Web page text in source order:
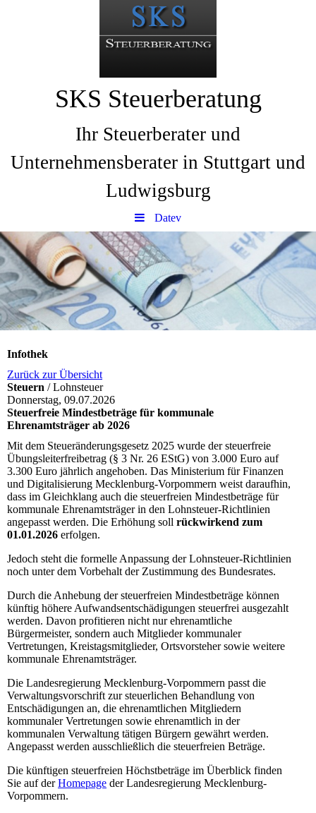
SKS Steuerberatung
Ihr Steuerberater und
Unternehmensberater in Stuttgart und
Ludwigsburg
Datev
Infothek
Zurück zur Übersicht
Steuern / Lohnsteuer
Donnerstag, 09.07.2026
Steuerfreie Mindestbeträge für kommunale
Ehrenamtsträger ab 2026
Mit dem Steueränderungsgesetz 2025 wurde der steuerfreie
Übungsleiterfreibetrag (§ 3 Nr. 26 EStG) von 3.000 Euro auf
3.300 Euro jährlich angehoben. Das Ministerium für Finanzen
und Digitalisierung Mecklenburg-Vorpommern weist daraufhin,
dass im Gleichklang auch die steuerfreien Mindestbeträge für
kommunale Ehrenamtsträger in den Lohnsteuer-Richtlinien
angepasst werden. Die Erhöhung soll rückwirkend zum
01.01.2026 erfolgen.
Jedoch steht die formelle Anpassung der Lohnsteuer-Richtlinien
noch unter dem Vorbehalt der Zustimmung des Bundesrates.
Durch die Anhebung der steuerfreien Mindestbeträge können
künftig höhere Aufwandsentschädigungen steuerfrei ausgezahlt
werden. Davon profitieren nicht nur ehrenamtliche
Bürgermeister, sondern auch Mitglieder kommunaler
Vertretungen, Kreistagsmitglieder, Ortsvorsteher sowie weitere
kommunale Ehrenamtsträger.
Die Landesregierung Mecklenburg-Vorpommern passt die
Verwaltungsvorschrift zur steuerlichen Behandlung von
Entschädigungen an, die ehrenamtlichen Mitgliedern
kommunaler Vertretungen sowie ehrenamtlich in der
kommunalen Verwaltung tätigen Bürgern gewährt werden.
Angepasst werden ausschließlich die steuerfreien Beträge.
Die künftigen steuerfreien Höchstbeträge im Überblick finden
Sie auf derHomepage der Landesregierung Mecklenburg-
Vorpommern.